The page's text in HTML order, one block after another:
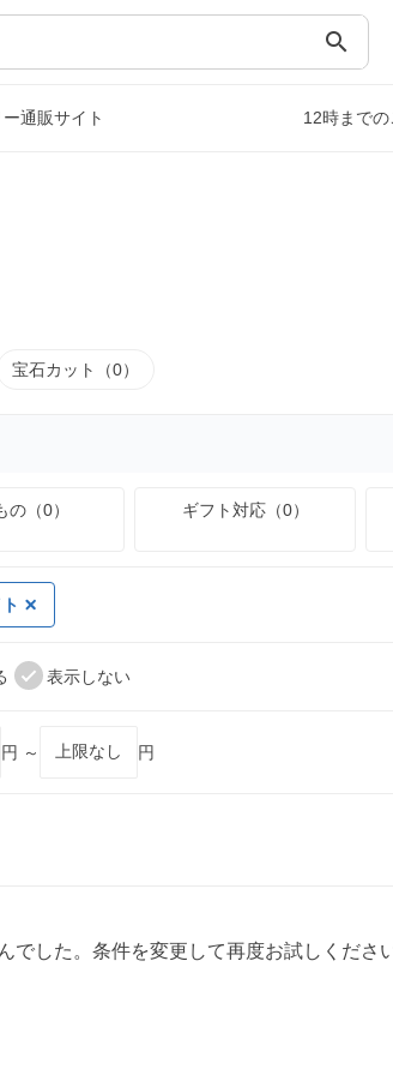
search
通販サイト 12時まで
宝石カット（0）
の（0） ギフト対応（0）
表示しない
円 ～ 円
でした。条件を変更して再度お試しください